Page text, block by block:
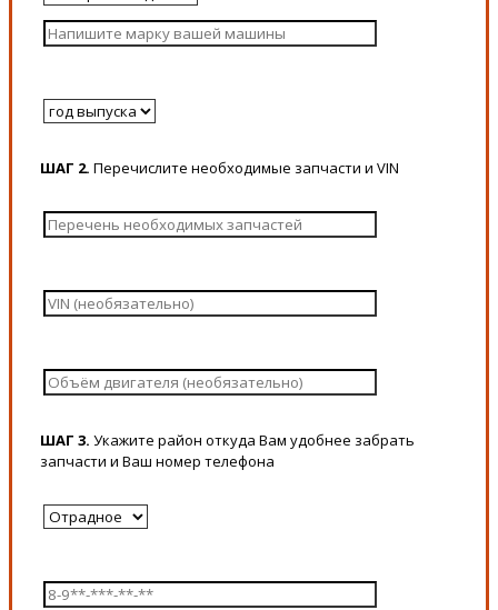
ШАГ 2. Перечислите необходимые запчасти и VIN
ШАГ 3. Укажите район откуда Вам удобнее забрать
запчасти и Ваш номер телефона